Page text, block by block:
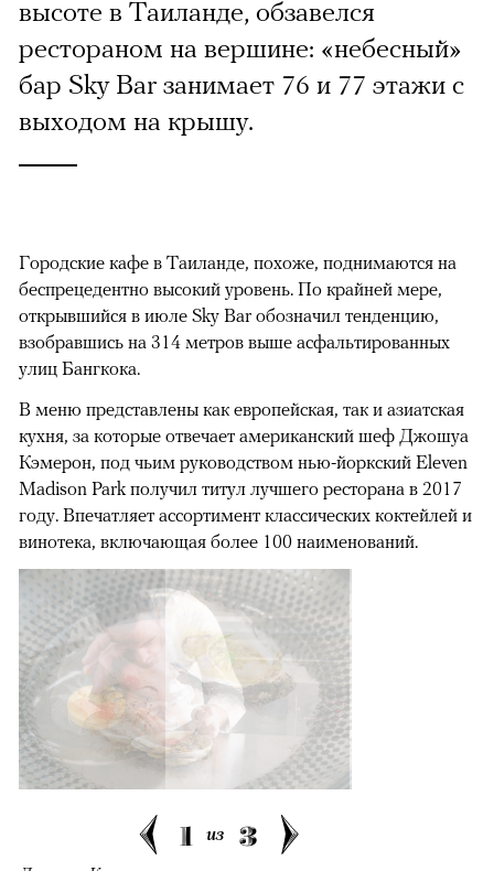
высоте в Таиланде, обзавелся
рестораном на вершине: «небесный»
бар Sky Bar занимает 76 и 77 этажи с
выходом на крышу.
Городские кафе в Таиланде, похоже, поднимаются на
беспрецедентно высокий уровень. По крайней мере,
открывшийся в июле Sky Bar обозначил тенденцию,
взобравшись на 314 метров выше асфальтированных
улиц Бангкока.
В меню представлены как европейская, так и азиатская
кухня, за которые отвечает американский шеф Джошуа
Кэмерон, под чьим руководством нью-йоркский Eleven
Madison Park получил титул лучшего ресторана в 2017
году. Впечатляет ассортимент классических коктейлей и
винотека, включающая более 100 наименований.
1 из 3